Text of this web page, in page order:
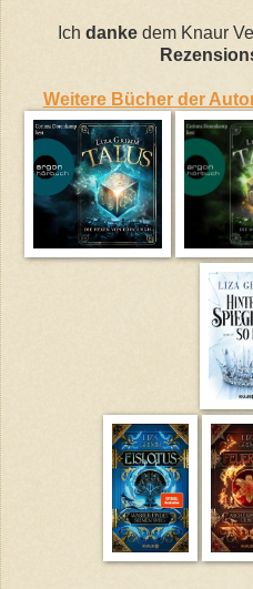
Ich danke dem Knaur
Weitere Bücher der